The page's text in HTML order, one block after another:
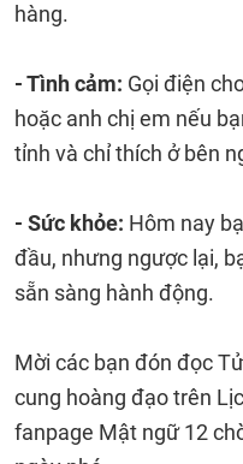
hàng.
- Tình cảm: Gọi điện
hoặc anh chị em nếu
tỉnh và chỉ thích ở bên
- Sức khỏe: Hôm nay
đầu, nhưng ngược lại,
sẵn sàng hành động.
Mời các bạn đón đọc
cung hoàng đạo trên
fanpage Mật ngữ 12